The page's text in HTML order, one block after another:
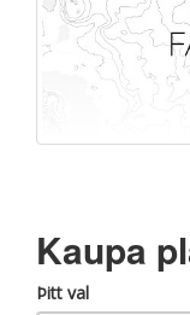
Kaupa
Þitt val